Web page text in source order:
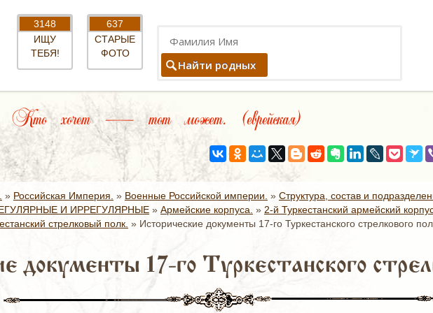
3148
ИЩУ
ТЕБЯ!
637
СТАРЫЕ
ФОТО
Найти родных
Кто хочет — тот может. (еврейская)
» Российская Империя. » Военные Российской империи. » Структура, состав и
И ИРРЕГУЛЯРНЫЕ » Армейские корпуса. » 2-й Туркестанский армейский
стрелковый полк. » Исторические документы 17-го Туркестанского стрелкового
документы 17-го Туркестанского